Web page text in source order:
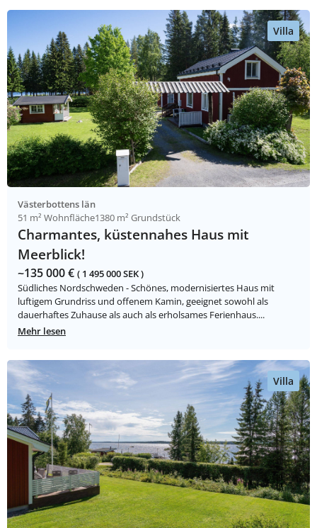
Villa
Västerbottens län
51 m² Wohnfläche1380 m² Grundstück
Charmantes, küstennahes Haus mit
Meerblick!
~135 000 € ( 1 495 000 SEK )
Südliches Nordschweden - Schönes, modernisiertes Haus mit
luftigem Grundriss und offenem Kamin, geeignet sowohl als
dauerhaftes Zuhause als auch als erholsames Ferienhaus....
Mehr lesen
Villa